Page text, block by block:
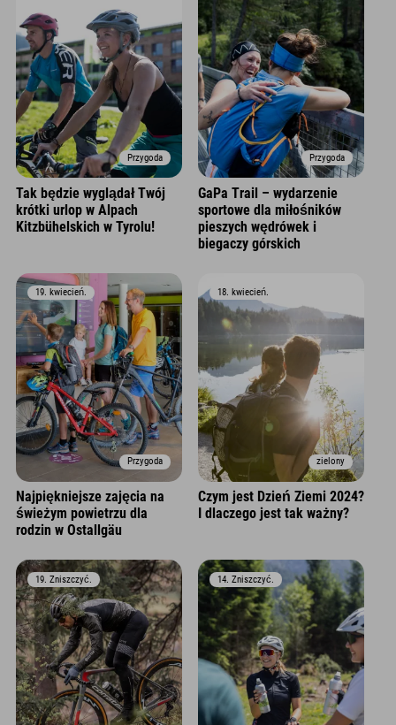
Przygoda
Tak będzie wyglądał Twój
krótki urlop w Alpach
Kitzbühelskich w Tyrolu!
Przygoda
GaPa Trail – wydarzenie
sportowe dla miłośników
pieszych wędrówek i
biegaczy górskich
Przygoda
19. kwiecień.
Najpiękniejsze zajęcia na
świeżym powietrzu dla
rodzin w Ostallgäu
zielony
18. kwiecień.
Czym jest Dzień Ziemi 2024?
I dlaczego jest tak ważny?
19. Zniszczyć. 14. Zniszczyć.